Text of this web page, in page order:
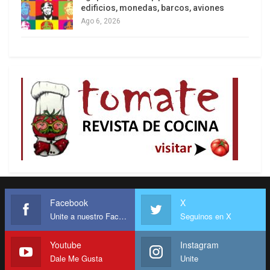
finalmente contraproducentes para los intereses
de política exterior de este país.
pienso que estamos en un punto muy especial de
la historia aquí. Pienso de nuevo que no se puede
subestimar el error garrafal que cometieron el
presidente Trump y el primer ministro Benjamin
Netanyahu el 28 de febrero” (cuando lanzaron la
entrevista con Carlson. Subrayó que ahora se ven
las consecuencias de esto para Estados Unidos.
edificios, monedas, barcos, aviones
Ago 6, 2026
Facebook
Unite a nuestro Facebook
X
Seguinos en X
Youtube
Dale Me Gusta
Instagram
Unite